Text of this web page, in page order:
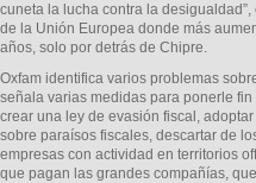
cuneta la lucha contra la
de la Unión Europea donde más
años, solo por detrás de Chipre.
Oxfam identifica varios problemas
señala varias medidas para ponerle
crear una ley de evasión fiscal,
sobre paraísos fiscales, descartar de
empresas con actividad en territorios
que pagan las grandes compañías,